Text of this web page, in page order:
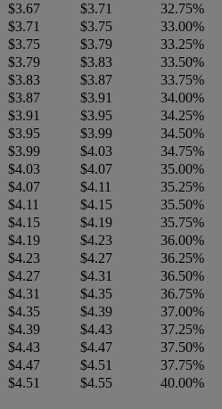
$3.67
$3.71
32.75%
$3.71
$3.75
33.00%
$3.75
$3.79
33.25%
$3.79
$3.83
33.50%
$3.83
$3.87
33.75%
$3.87
$3.91
34.00%
$3.91
$3.95
34.25%
$3.95
$3.99
34.50%
$3.99
$4.03
34.75%
$4.03
$4.07
35.00%
$4.07
$4.11
35.25%
$4.11
$4.15
35.50%
$4.15
$4.19
35.75%
$4.19
$4.23
36.00%
$4.23
$4.27
36.25%
$4.27
$4.31
36.50%
$4.31
$4.35
36.75%
$4.35
$4.39
37.00%
$4.39
$4.43
37.25%
$4.43
$4.47
37.50%
$4.47
$4.51
37.75%
$4.51
$4.55 40.00%